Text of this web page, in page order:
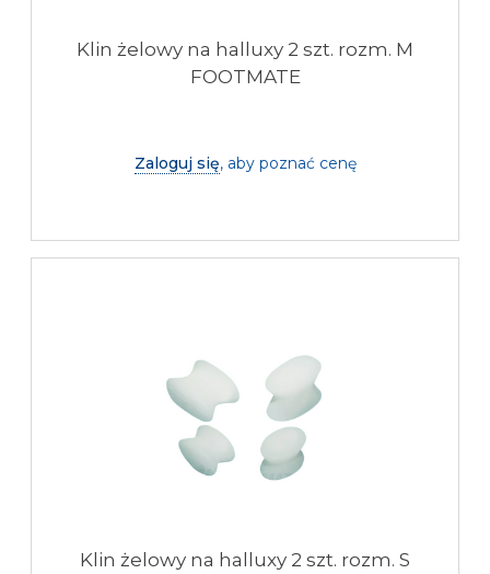
Klin żelowy na halluxy 2 szt. rozm. M
FOOTMATE
Zaloguj się, aby poznać cenę
Klin żelowy na halluxy 2 szt. rozm. S